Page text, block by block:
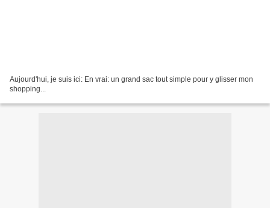
Aujourd'hui, je suis ici: En vrai: un grand sac tout simple pour y glisser mon
shopping...